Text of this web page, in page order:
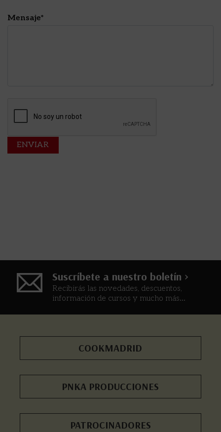
Mensaje*
Suscríbete a nuestro boletín >
Recibirás las novedades, descuentos,
información de cursos y mucho más...
COOKMADRID
PNKA PRODUCCIONES
PATROCINADORES